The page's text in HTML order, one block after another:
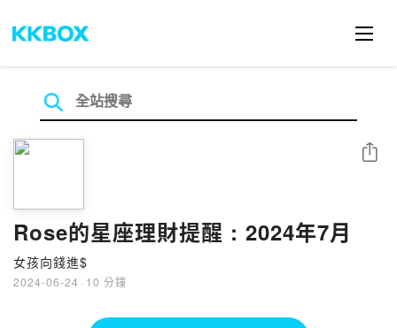
Rose的星座理財提醒 : 2024年7月
女孩向錢進$
2024-06-24 · 10 分鐘
分享